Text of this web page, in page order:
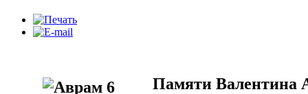
Памяти Валентина